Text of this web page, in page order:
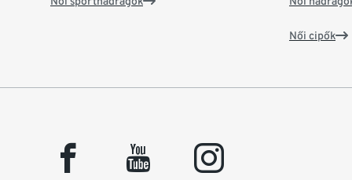
Női cipők
facebook youtube instagram